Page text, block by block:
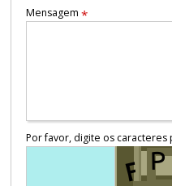
Mensagem *
Por favor, digite os caracteres